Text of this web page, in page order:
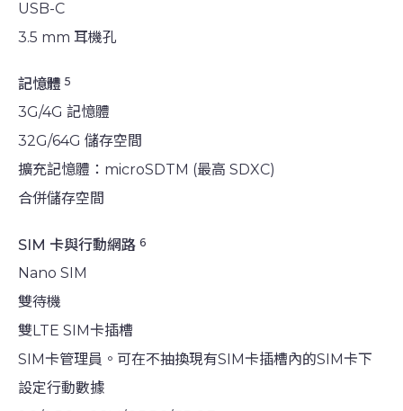
USB-C
3.5 mm 耳機孔
記憶體 5
3G/4G 記憶體
32G/64G 儲存空間
擴充記憶體：microSDTM (最高 SDXC)
合併儲存空間
SIM 卡與行動網路 6
Nano SIM
雙待機
雙LTE SIM卡插槽
SIM卡管理員。可在不抽換現有SIM卡插槽內的SIM卡下
設定行動數據